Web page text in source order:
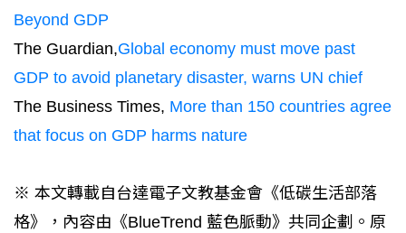
Beyond GDP
The Guardian,Global economy must move past
GDP to avoid planetary disaster, warns UN chief
The Business Times, More than 150 countries agree
that focus on GDP harms nature
※ 本文轉載自台達電子文教基金會《低碳生活部落
格》，內容由《BlueTrend 藍色脈動》共同企劃。原